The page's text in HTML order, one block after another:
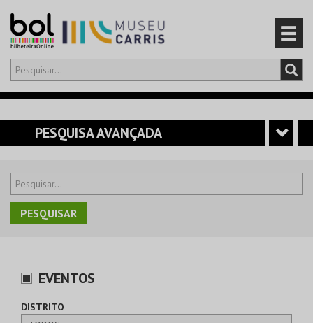
Olá,iniciar sessão
CARRINHO 0
CARTÕES
PESQUISA AVANÇADA
EVENTOS
DISTRITO